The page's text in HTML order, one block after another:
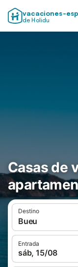
vacaciones-
de Holidu
Casas de
Destino
Bueu
Entrada
sáb, 15/08